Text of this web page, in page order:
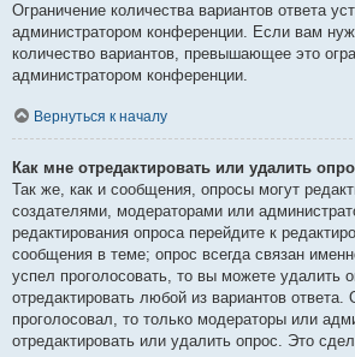
Ограничение количества вариантов ответа
администратором конференции. Если вам
количество вариантов, превышающее это
администратором конференции.
Вернуться к началу
Как мне отредактировать или удалить
Так же, как и сообщения, опросы могут
создателями, модераторами или
редактирования опроса перейдите к
сообщения в теме; опрос всегда связан
успел проголосовать, то вы можете удалить
отредактировать любой из вариантов ответа.
проголосовал, то только модераторы или
отредактировать или удалить опрос. Это